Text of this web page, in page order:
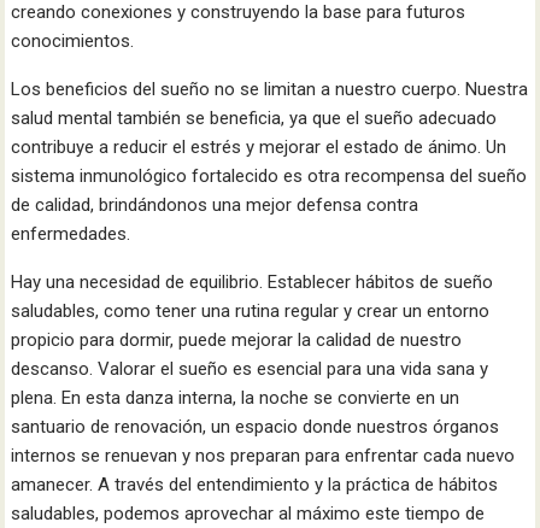
creando conexiones y construyendo la base para futuros
conocimientos.
Los beneficios del sueño no se limitan a nuestro cuerpo. Nuestra
salud mental también se beneficia, ya que el sueño adecuado
contribuye a reducir el estrés y mejorar el estado de ánimo. Un
sistema inmunológico fortalecido es otra recompensa del sueño
de calidad, brindándonos una mejor defensa contra
enfermedades.
Hay una necesidad de equilibrio. Establecer hábitos de sueño
saludables, como tener una rutina regular y crear un entorno
propicio para dormir, puede mejorar la calidad de nuestro
descanso. Valorar el sueño es esencial para una vida sana y
plena. En esta danza interna, la noche se convierte en un
santuario de renovación, un espacio donde nuestros órganos
internos se renuevan y nos preparan para enfrentar cada nuevo
amanecer. A través del entendimiento y la práctica de hábitos
saludables, podemos aprovechar al máximo este tiempo de